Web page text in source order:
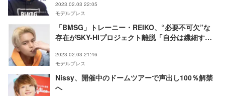
2023.02.03 22:05
モデルプレス
「BMSG」トレーニー・REIKO、“必要不可欠”な
存在がSKY-HIプロジェクト離脱「自分は繊細すぎ
2023.02.03 21:46
モデルプレス
Nissy、開催中のドームツアーで声出し100％解禁
へ